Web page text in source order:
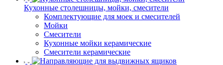
Кухонные столешницы, мойки, смесители
Комплектующие для моек и смесителей
Мойки
Смесители
Кухонные мойки керамические
Смесители керамические